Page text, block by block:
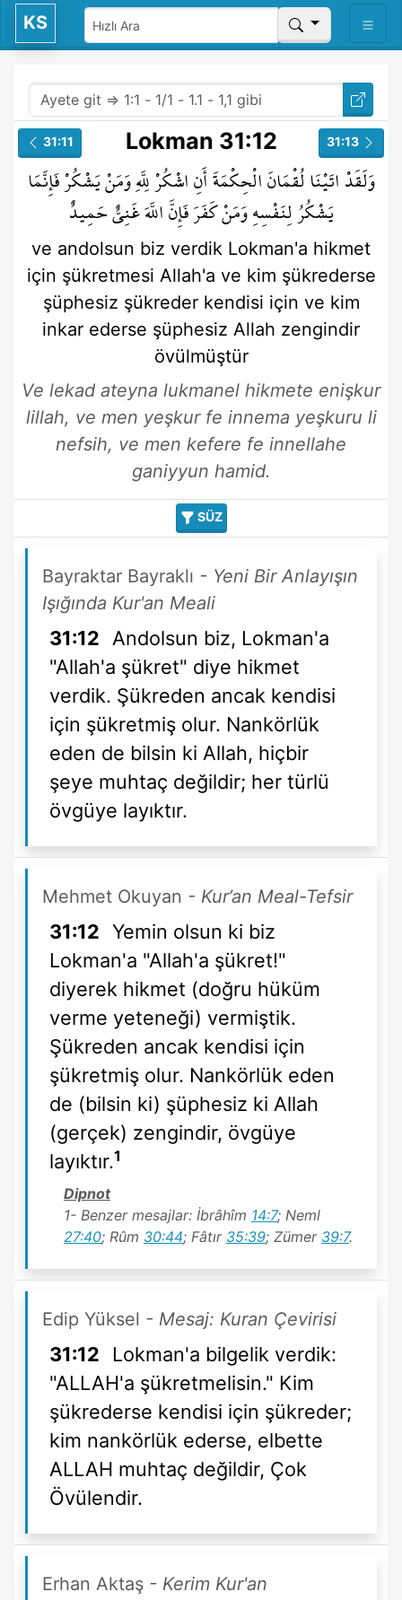
KS
31:11 31:13
Lokman 31:12
وَلَقَدْاتَيْنَالُقْمَانَالْحِكْمَةَأَنِاشْكُرْلِلَّهِوَمَنْيَشْكُرْفَإِنَّمَا
يَشْكُرُلِنَفْسِهِوَمَنْكَفَرَفَإِنَّاللَّهَغَنِيٌّحَمِيدٌ
ve andolsun biz verdik Lokman'a hikmet
için şükretmesi Allah'a ve kim şükrederse
şüphesiz şükreder kendisi için ve kim
inkar ederse şüphesiz Allah zengindir
övülmüştür
Ve lekad ateyna lukmanel hikmete enişkur
lillah, ve men yeşkur fe innema yeşkuru li
nefsih, ve men kefere fe innellahe
ganiyyun hamid.
SÜZ
Bayraktar Bayraklı - Yeni Bir Anlayışın
Işığında Kur'an Meali
31:12
Andolsun biz, Lokman'a
"Allah'a şükret" diye hikmet
verdik. Şükreden ancak kendisi
için şükretmiş olur. Nankörlük
eden de bilsin ki Allah, hiçbir
şeye muhtaç değildir; her türlü
övgüye layıktır.
Mehmet Okuyan - Kur’an Meal-Tefsir
31:12 Yemin olsun ki biz
Lokman'a "Allah'a şükret!"
diyerek hikmet (doğru hüküm
verme yeteneği) vermiştik.
Şükreden ancak kendisi için
şükretmiş olur. Nankörlük eden
de (bilsin ki) şüphesiz ki Allah
(gerçek) zengindir, övgüye
layıktır.1
Dipnot
1- Benzer mesajlar: İbrâhîm 14:7; Neml
27:40; Rûm 30:44; Fâtır 35:39; Zümer 39:7.
Edip Yüksel - Mesaj: Kuran Çevirisi
31:12
Lokman'a bilgelik verdik:
"ALLAH'a şükretmelisin." Kim
şükrederse kendisi için şükreder;
kim nankörlük ederse, elbette
ALLAH muhtaç değildir, Çok
Övülendir.
Erhan Aktaş - Kerim Kur'an